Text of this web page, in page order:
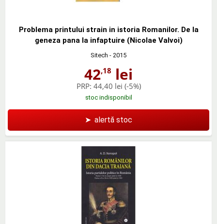
Problema printului strain in istoria Romanilor. De la
geneza pana la infaptuire (Nicolae Valvoi)
Sitech - 2015
42,18 lei
PRP: 44,40 lei (-5%)
stoc indisponibil
➤ alertă stoc